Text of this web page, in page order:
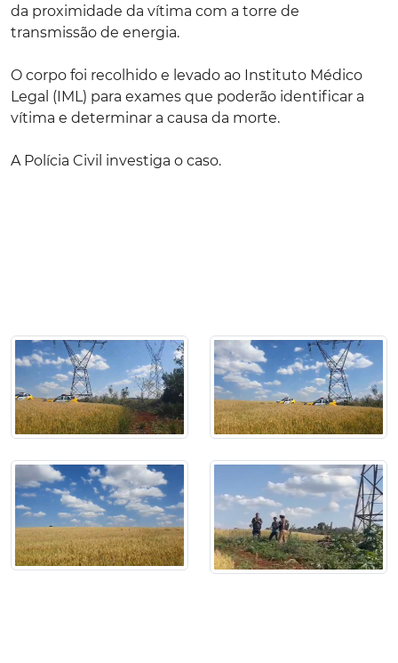
da proximidade da vítima com a torre de
transmissão de energia.
O corpo foi recolhido e levado ao Instituto Médico
Legal (IML) para exames que poderão identificar a
vítima e determinar a causa da morte.
A Polícia Civil investiga o caso.